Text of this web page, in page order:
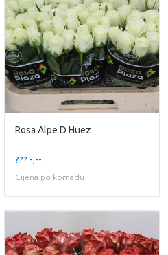
Rosa Alpe D Huez
??? -,--
Cijena po komadu